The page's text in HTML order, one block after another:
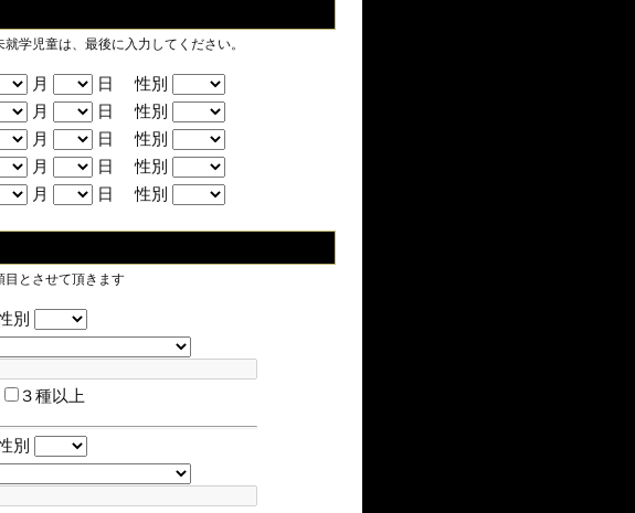
学児童は、最後に入力してください。
月
日 性別
月
日 性別
月
日 性別
月
日 性別
月 日 性別
とさせて頂きます
別
３種以上
別